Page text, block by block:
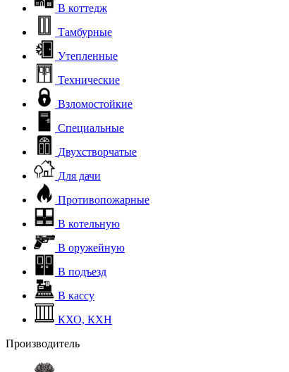
В коттедж
Тамбурные
Утепленные
Технические
Взломостойкие
Специальные
Двухстворчатые
Для дачи
Противопожарные
В котельную
В оружейную
В подъезд
В кассу
КХО, КХН
Производитель